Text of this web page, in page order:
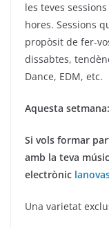
les teves
hores. Sessions
propòsit de fer-
dissabtes,
Dance, EDM, etc.
Aquesta
Si vols formar
amb la teva
electrònic
Una varietat